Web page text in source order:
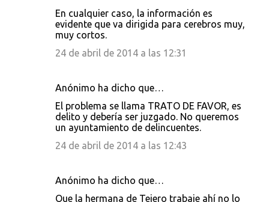
En cualquier caso, la información es
evidente que va dirigida para cerebros muy,
muy cortos.
24 de abril de 2014 a las 12:31
Anónimo ha dicho que…
El problema se llama TRATO DE FAVOR, es
delito y debería ser juzgado. No queremos
un ayuntamiento de delincuentes.
24 de abril de 2014 a las 12:43
Anónimo ha dicho que…
Que la hermana de Tejero trabaje ahí no lo